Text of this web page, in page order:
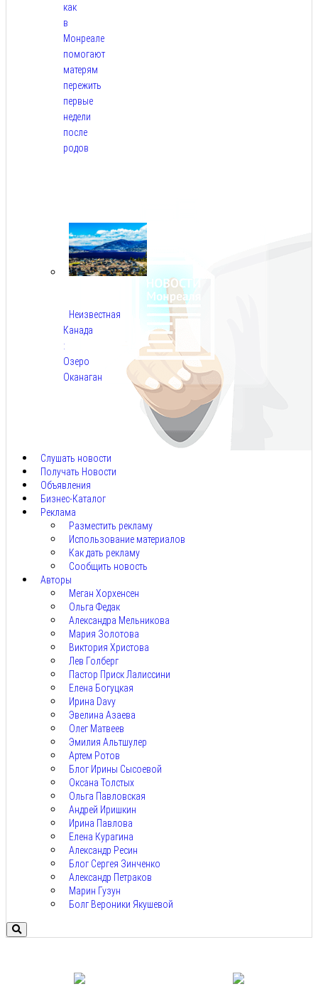
как
в
Монреале
помогают
матерям
пережить
первые
недели
после
родов
Неизвестная
Канада
:
Озеро
Оканаган
Слушать новости
Получать Новости
Объявления
Бизнес-Каталог
Реклама
Разместить рекламу
Использование материалов
Как дать рекламу
Сообщить новость
Авторы
Меган Хорхенсен
Ольга Федак
Александра Мельникова
Мария Золотова
Виктория Христова
Лев Голберг
Пастор Приск Лалиссини
Елена Богуцкая
Ирина Davy
Эвелина Азаева
Олег Матвеев
Эмилия Альтшулер
Артем Ротов
Блог Ирины Сысоевой
Оксана Толстых
Ольга Павловская
Андрей Иришкин
Ирина Павлова
Елена Курагина
Александр Ресин
Блог Сергея Зинченко
Александр Петраков
Марин Гузун
Болг Вероники Якушевой